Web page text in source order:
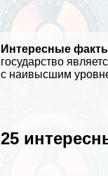
Интересные
государство
с наивысшим
25